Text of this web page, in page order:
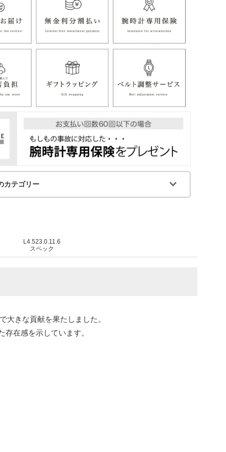
カテゴリー
L4.523.0.11.6
スペック
大きな貢献を果たしました。
在感を示しています。